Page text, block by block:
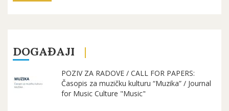
DOGAĐAJI
POZIV ZA RADOVE / CALL FOR PAPERS:
Časopis za muzičku kulturu “Muzika” / Journal
for Music Culture "Music"